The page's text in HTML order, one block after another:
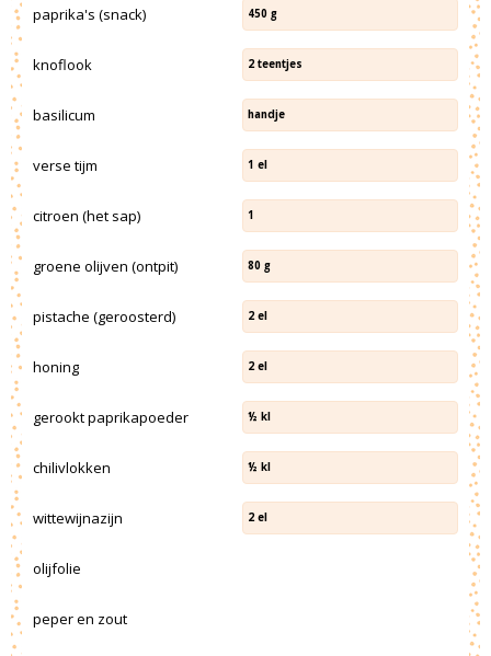
paprika's (snack) 450 g
knoflook 2 teentjes
basilicum handje
verse tijm 1 el
citroen (het sap) 1
groene olijven (ontpit) 80 g
pistache (geroosterd) 2 el
honing 2 el
gerookt paprikapoeder ½ kl
chilivlokken ½ kl
wittewijnazijn 2 el
olijfolie
peper en zout